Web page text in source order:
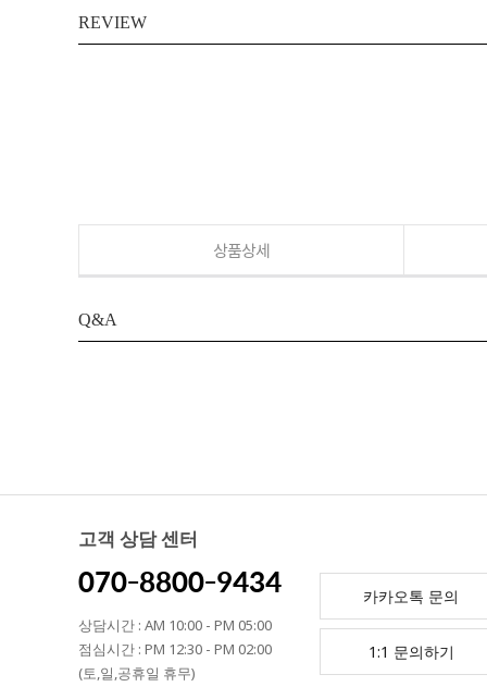
REVIEW
상품상세
Q&A
고객 상담 센터
070-8800-9434
상담시간 : AM 10:00 - PM 05:00
점심시간 : PM 12:30 - PM 02:00
(토,일,공휴일 휴무)
카카오톡 문의
1:1 문의하기